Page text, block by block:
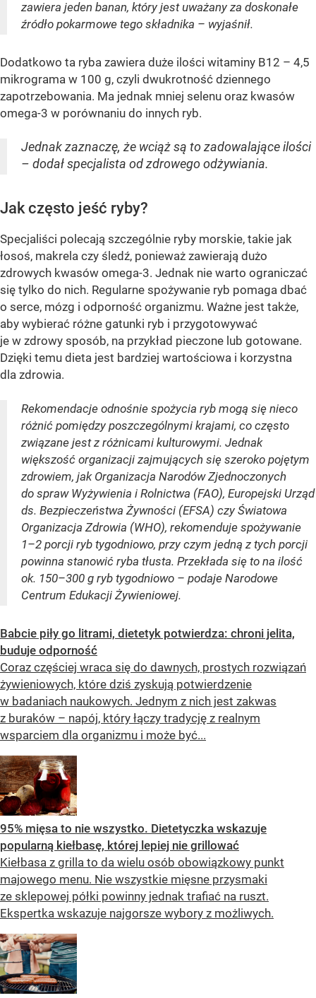
zawiera jeden banan, który jest uważany za doskonałe
źródło pokarmowe tego składnika – wyjaśnił.
Dodatkowo ta ryba zawiera duże ilości witaminy B12 – 4,5
mikrograma w 100 g, czyli dwukrotność dziennego
zapotrzebowania. Ma jednak mniej selenu oraz kwasów
omega-3 w porównaniu do innych ryb.
Jednak zaznaczę, że wciąż są to zadowalające ilości
– dodał specjalista od zdrowego odżywiania.
Jak często jeść ryby?
Specjaliści polecają szczególnie ryby morskie, takie jak
łosoś, makrela czy śledź, ponieważ zawierają dużo
zdrowych kwasów omega-3. Jednak nie warto ograniczać
się tylko do nich. Regularne spożywanie ryb pomaga dbać
o serce, mózg i odporność organizmu. Ważne jest także,
aby wybierać różne gatunki ryb i przygotowywać
je w zdrowy sposób, na przykład pieczone lub gotowane.
Dzięki temu dieta jest bardziej wartościowa i korzystna
dla zdrowia.
Rekomendacje odnośnie spożycia ryb mogą się nieco
różnić pomiędzy poszczególnymi krajami, co często
związane jest z różnicami kulturowymi. Jednak
większość organizacji zajmujących się szeroko pojętym
zdrowiem, jak Organizacja Narodów Zjednoczonych
do spraw Wyżywienia i Rolnictwa (FAO), Europejski Urząd
ds. Bezpieczeństwa Żywności (EFSA) czy Światowa
Organizacja Zdrowia (WHO), rekomenduje spożywanie
1–2 porcji ryb tygodniowo, przy czym jedną z tych porcji
powinna stanowić ryba tłusta. Przekłada się to na ilość
ok. 150–300 g ryb tygodniowo – podaje Narodowe
Centrum Edukacji Żywieniowej.
Babcie piły go litrami, dietetyk potwierdza: chroni jelita,
buduje odporność
Coraz częściej wraca się do dawnych, prostych rozwiązań
żywieniowych, które dziś zyskują potwierdzenie
w badaniach naukowych. Jednym z nich jest zakwas
z buraków – napój, który łączy tradycję z realnym
wsparciem dla organizmu i może być...
95% mięsa to nie wszystko. Dietetyczka wskazuje
popularną kiełbasę, której lepiej nie grillować
Kiełbasa z grilla to da wielu osób obowiązkowy punkt
majowego menu. Nie wszystkie mięsne przysmaki
ze sklepowej półki powinny jednak trafiać na ruszt.
Ekspertka wskazuje najgorsze wybory z możliwych.